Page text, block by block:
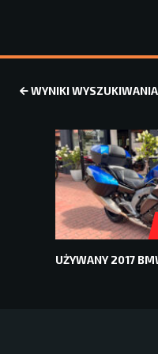
WYNIKI WYSZUKIWANIA
UŻYWANY 2017